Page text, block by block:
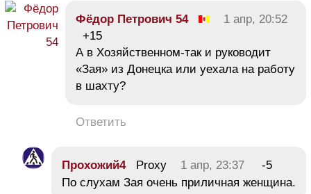
Фёдор Петрович 54
1 апр, 20:52
+15
А в Хозяйственном-так и руководит
«Зая» из Донецка или уехала на работу
в шахту?
Ответить
Прохожий4Proxy 1 апр, 23:37
-5
По слухам Зая очень приличная женщина.